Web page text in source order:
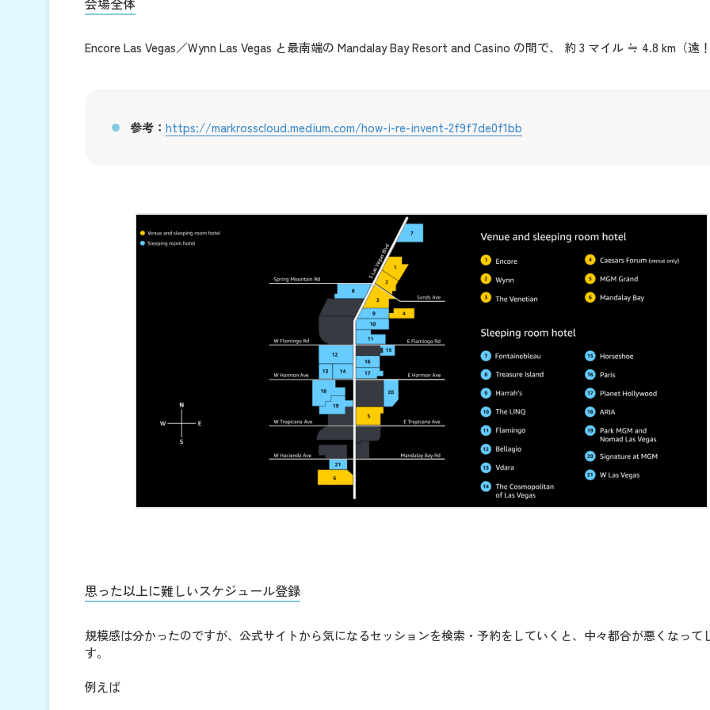
Encore Las Vegas／Wynn Las Vegas と最南端の Mandalay Bay Resort and Casino の間で、 約 3 マイル ≒ 4.8 km（遠
参考： https://markrosscloud.medium.com/how-i-re-invent-2f9f7de0f1bb
思った以上に難しいスケジュール登録
規模感は分かったのですが、公式サイトから気になるセッションを検索・予約をしていくと、中々都合が悪くなって
す。
例えば